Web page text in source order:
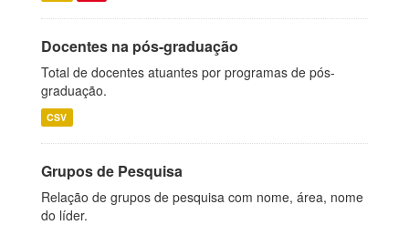
Docentes na pós-graduação
Total de docentes atuantes por programas de pós-
graduação.
CSV
Grupos de Pesquisa
Relação de grupos de pesquisa com nome, área, nome
do líder.